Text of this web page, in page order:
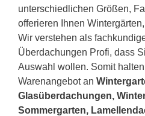
unterschiedlichen Größen,
offerieren Ihnen
Wir verstehen als
Überdachungen Profi, dass
Auswahl wollen. Somit
Warenangebot an
Glasüberdachungen,
Sommergarten,